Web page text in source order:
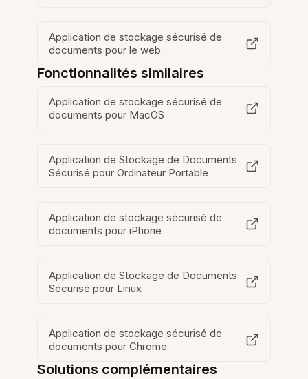
Application de stockage sécurisé de
documents pour le web
Fonctionnalités similaires
Application de stockage sécurisé de
documents pour MacOS
Application de Stockage de Documents
Sécurisé pour Ordinateur Portable
Application de stockage sécurisé de
documents pour iPhone
Application de Stockage de Documents
Sécurisé pour Linux
Application de stockage sécurisé de
documents pour Chrome
Solutions complémentaires